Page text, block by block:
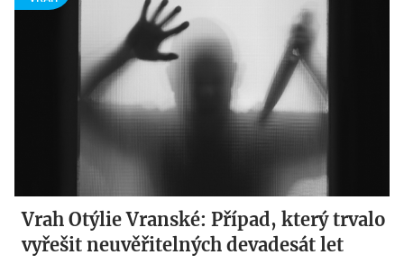
Vrah Otýlie Vranské: Případ, který trvalo
vyřešit neuvěřitelných devadesát let